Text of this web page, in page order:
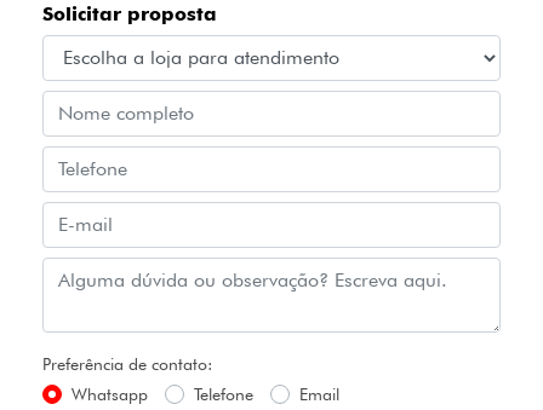
Solicitar proposta
Preferência de contato:
Whatsapp
Telefone Email